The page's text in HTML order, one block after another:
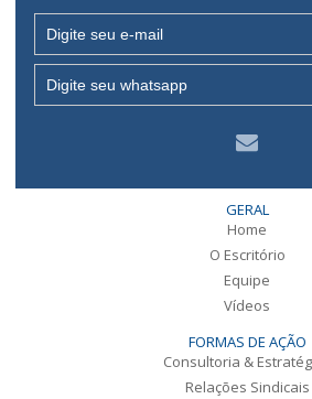
GERAL
Home
O Escritório
Equipe
Vídeos
FORMAS DE AÇÃO
Consultoria &
Relações Sindicais